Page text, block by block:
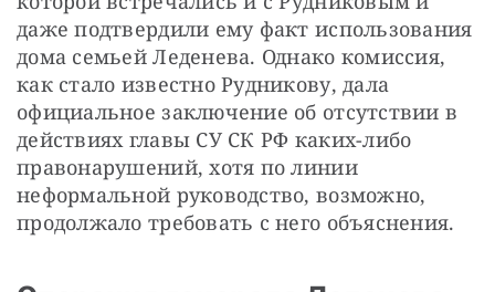
даже подтвердили ему факт использования
дома семьей Леденева. Однако комиссия,
как стало известно Рудникову, дала
официальное заключение об отсутствии в
действиях главы СУ СК РФ каких-либо
правонарушений, хотя по линии
неформальной руководство, возможно,
продолжало требовать с него объяснения.